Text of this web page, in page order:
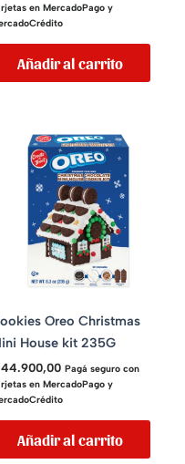
en MercadoPago y
Añadir al carrito
Oreo Christmas
House kit 235G
44.900,00 Pagá seguro con
en MercadoPago y
Añadir al carrito